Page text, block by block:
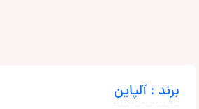
برند : آلپاین